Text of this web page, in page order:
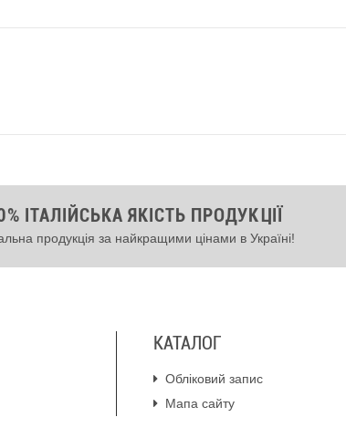
ІТАЛІЙСЬКА ЯКІСТЬ ПРОДУКЦІЇ
продукція за найкращими цінами в Україні!
КАТАЛОГ
Обліковий запис
Мапа сайту